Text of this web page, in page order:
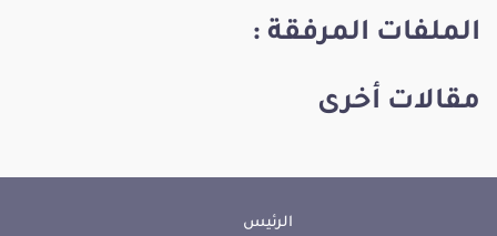
الملفات المرفقة :
مقالات أخرى
الرئيس